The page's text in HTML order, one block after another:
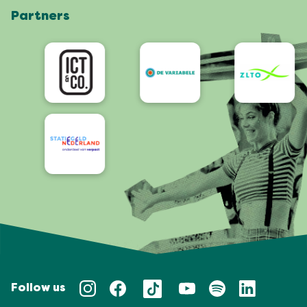
App
Bereikbaarheid/Toegankelijkheid
Partners
Follow us